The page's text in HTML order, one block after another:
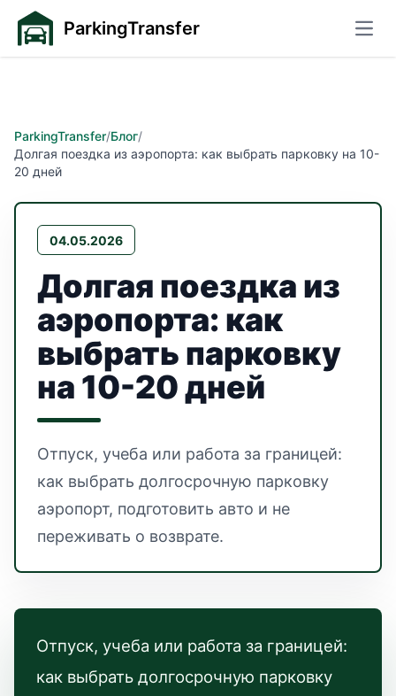
ParkingTransfer
ParkingTransfer/Блог/
Долгая поездка из аэропорта: как выбрать парковку на 10-
20 дней
04.05.2026
Долгая поездка из
аэропорта: как
выбрать парковку
на 10-20 дней
Отпуск, учеба или работа за границей:
как выбрать долгосрочную парковку
аэропорт, подготовить авто и не
переживать о возврате.
Отпуск, учеба или работа за границей:
как выбрать долгосрочную парковку